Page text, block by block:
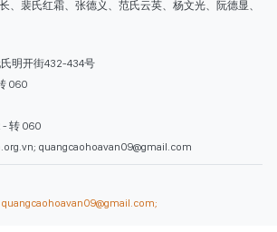
quangcaohoavan09@gmail.com;